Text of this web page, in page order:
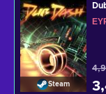
Steam